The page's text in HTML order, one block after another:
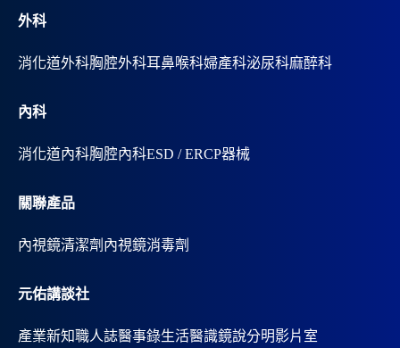
外科
消化道外科胸腔外科耳鼻喉科婦產科泌尿科麻醉科
內科
消化道內科胸腔內科ESD / ERCP器械
關聯產品
內視鏡清潔劑 內視鏡消毒劑
元佑講談社
產業新知職人誌醫事錄生活醫識鏡說分明影片室